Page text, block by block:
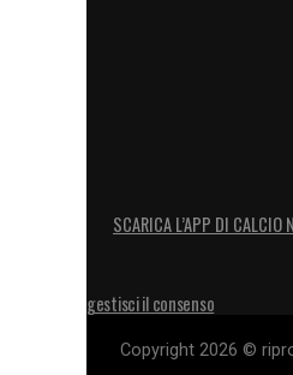
SCARICA L’APP DI CALCIO
gestisci il consenso
Copyright 2026 ©